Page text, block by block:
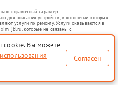
справочный характер.
для описания устройств, в отношении которых
услуги по ремонту. Услуги оказываются в
jbl.ru, которые не связаны с
официальными представителями.
в гражданский оборот в соответствии
цели индивидуализации услуг или введения
о предоставляемых услугах по
публичной офертой, определяемой
РФ
cookie. Вы можете
Согласен